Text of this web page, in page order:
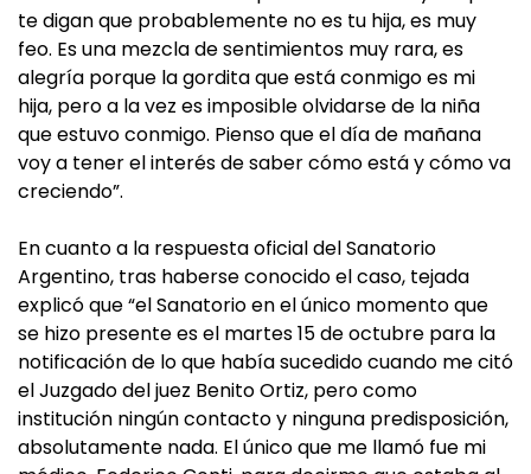
te digan que probablemente no es tu hija, es muy
feo. Es una mezcla de sentimientos muy rara, es
alegría porque la gordita que está conmigo es mi
hija, pero a la vez es imposible olvidarse de la niña
que estuvo conmigo. Pienso que el día de mañana
voy a tener el interés de saber cómo está y cómo va
creciendo”.
En cuanto a la respuesta oficial del Sanatorio
Argentino, tras haberse conocido el caso, tejada
explicó que “el Sanatorio en el único momento que
se hizo presente es el martes 15 de octubre para la
notificación de lo que había sucedido cuando me citó
el Juzgado del juez Benito Ortiz, pero como
institución ningún contacto y ninguna predisposición,
absolutamente nada. El único que me llamó fue mi